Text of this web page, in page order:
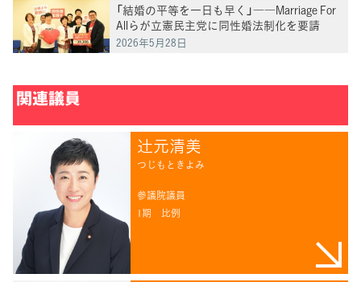
「結婚の平等を一日も早く」――Marriage For
Allらが立憲民主党に同性婚法制化を要請
2026年5月28日
関連議員
辻󠄀元清美
つじもときよみ
参議院議員
1期 比例